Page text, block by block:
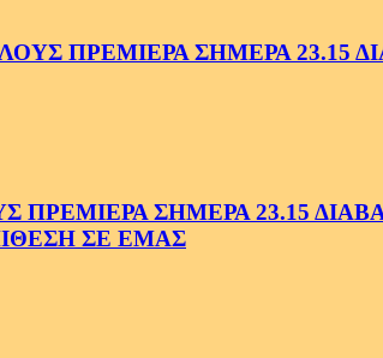
ΠΡΕΜΙΕΡΑ ΣΗΜΕΡΑ 23.15
ΣΗΜΕΡΑ 23.15
ΣΕ ΕΜΑΣ